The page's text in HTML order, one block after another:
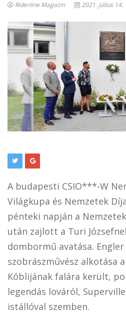
Riderline Magazin 2021. július 14.
A budapesti CSIO***-W
Világkupa és Nemzetek
pénteki napján a
után zajlott a Turi
dombormű avatása. Engler
szobrászművész alkotása
Kóblijának falára került,
legendás lováról,
istállóval szemben.